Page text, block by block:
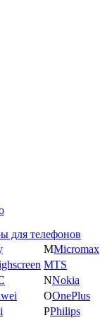
для телефонов
MMicromax
MTS
NNokia
OOnePlus
PPhilips